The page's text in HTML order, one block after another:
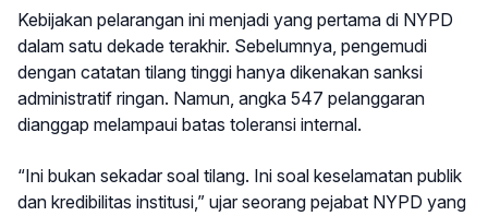
Kebijakan pelarangan ini menjadi yang pertama di NYPD
dalam satu dekade terakhir. Sebelumnya, pengemudi
dengan catatan tilang tinggi hanya dikenakan sanksi
administratif ringan. Namun, angka 547 pelanggaran
dianggap melampaui batas toleransi internal.
“Ini bukan sekadar soal tilang. Ini soal keselamatan publik
dan kredibilitas institusi,” ujar seorang pejabat NYPD yang